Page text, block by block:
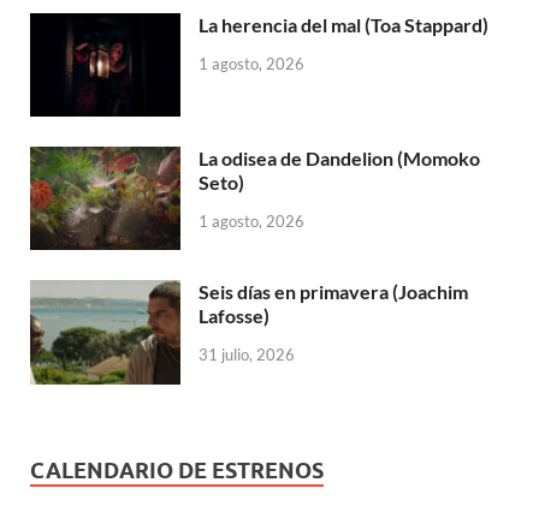
La herencia del mal (Toa Stappard)
1 agosto, 2026
La odisea de Dandelion (Momoko
Seto)
1 agosto, 2026
Seis días en primavera (Joachim
Lafosse)
31 julio, 2026
CALENDARIO DE ESTRENOS